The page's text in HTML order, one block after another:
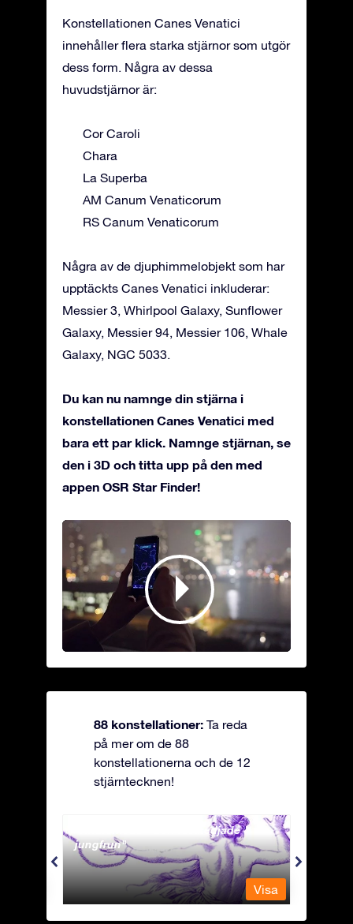
Konstellationen Canes Venatici
innehåller flera starka stjärnor som utgör
dess form. Några av dessa
huvudstjärnor är:
Cor Caroli
Chara
La Superba
AM Canum Venaticorum
RS Canum Venaticorum
Några av de djuphimmelobjekt som har
upptäckts Canes Venatici inkluderar:
Messier 3, Whirlpool Galaxy, Sunflower
Galaxy, Messier 94, Messier 106, Whale
Galaxy, NGC 5033.
Du kan nu namnge din stjärna i
konstellationen Canes Venatici med
bara ett par klick. Namnge stjärnan, se
den i 3D och titta upp på den med
appen OSR Star Finder!
88 konstellationer: Ta reda
på mer om de 88
konstellationerna och de 12
stjärntecknen!
Andromeda - Den fastkedjade
jungfrun
Visa